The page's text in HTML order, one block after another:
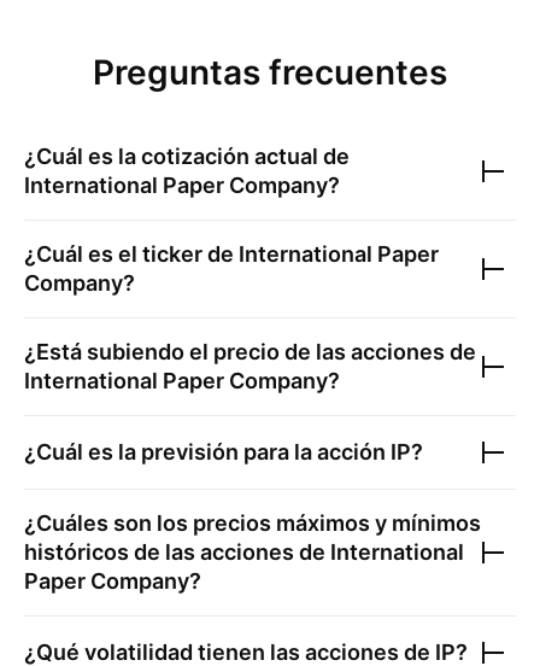
Preguntas frecuentes
¿Cuál es la cotización actual de
International Paper Company?
¿Cuál es el ticker de International Paper
Company?
¿Está subiendo el precio de las acciones de
International Paper Company?
¿Cuál es la previsión para la acción IP?
¿Cuáles son los precios máximos y mínimos
históricos de las acciones de International
Paper Company?
¿Qué volatilidad tienen las acciones de IP?